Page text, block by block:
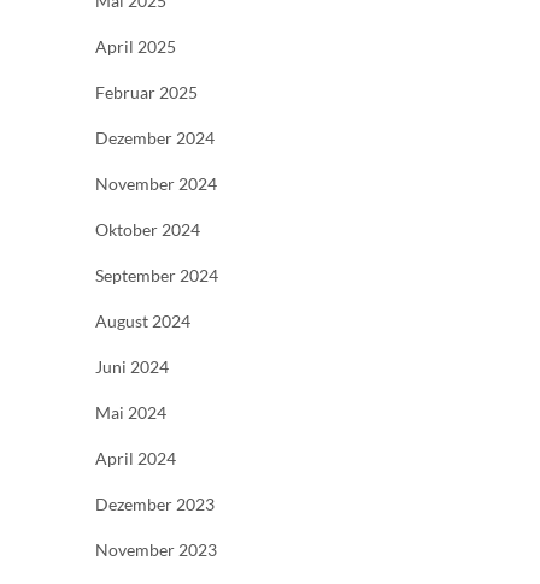
April 2025
Februar 2025
Dezember 2024
November 2024
Oktober 2024
September 2024
August 2024
Juni 2024
Mai 2024
April 2024
Dezember 2023
November 2023